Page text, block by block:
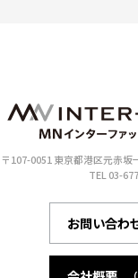
〒107-0051 東京都港区元赤坂
TEL 03-
お問い合わ